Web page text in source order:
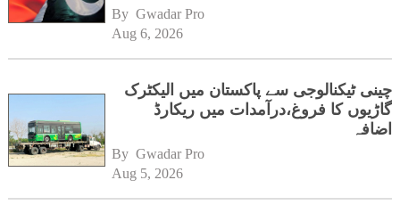
By Gwadar Pro
Aug 6, 2026
چینی ٹیکنالوجی سے پاکستان میں الیکٹرک
گاڑیوں کا فروغ،درآمدات میں ریکارڈ
اضافہ
By Gwadar Pro
Aug 5, 2026